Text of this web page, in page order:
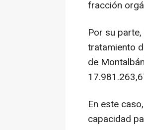
fracción
Por su
tratamiento
de
En este
capacidad